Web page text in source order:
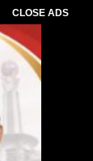
CLOSE ADS